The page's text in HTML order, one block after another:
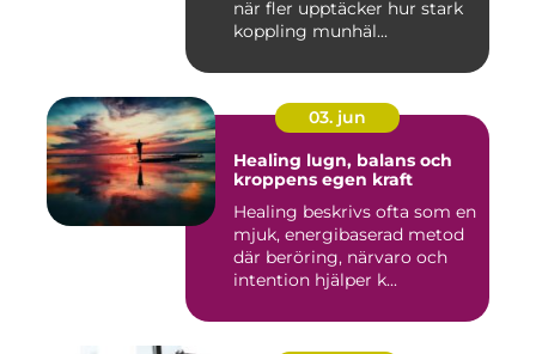
när fler upptäcker hur stark
koppling munhäl...
03. jun
Healing lugn, balans och
kroppens egen kraft
Healing beskrivs ofta som en
mjuk, energibaserad metod
där beröring, närvaro och
intention hjälper k...